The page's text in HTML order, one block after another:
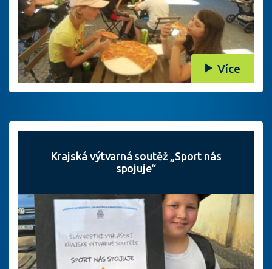
Více
Krajská výtvarná soutěž „Sport nás
spojuje“